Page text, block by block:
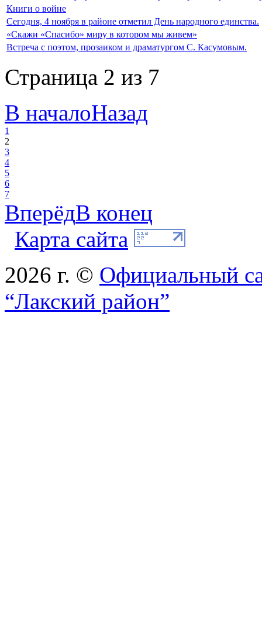
Книги о войне
Сегодня, 4 ноября в районе отметил День народного единства.
«Скажи «Спасибо» миру в котором мы живем»
Встреча с поэтом, прозаиком и драматургом С. Касумовым.
Страница 2 из 7
В началоНазад
1
2
3
4
5
6
7
ВперёдВ конец
Карта сайта
2026 г. © Официальный
“Лакский район”